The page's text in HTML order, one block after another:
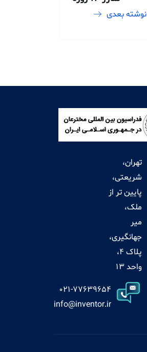
نوشته بعدی
تهران،
شریعتی،
پایین تر از
ملک،
میر
جهانگیری،
پلاک 4،
واحد 13
021-77639654
info@inventor.ir